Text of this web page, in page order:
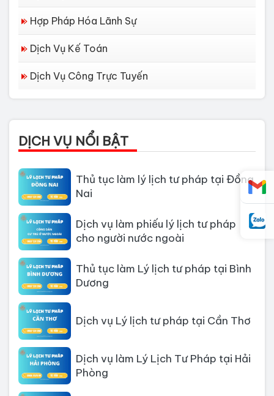
Hợp Pháp Hóa Lãnh Sự
Dịch Vụ Kế Toán
Dịch Vụ Công Trực Tuyến
DỊCH VỤ NỔI BẬT
Dịch vụ làm Lý lịch tư pháp tại Đà
Thủ tục làm Lý Lịch Tư Pháp tại Hồ
Chí Minh
Nai
cho người nước ngoài
Dương
Phòng